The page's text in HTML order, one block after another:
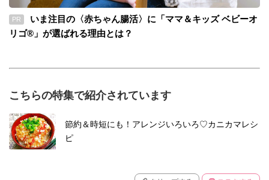
PR
いま注目の〈赤ちゃん腸活〉に「ママ＆キッズ ベビーオ
リゴ®」が選ばれる理由とは？
こちらの特集で紹介されています
節約＆時短にも！アレンジいろいろ♡カニカマレシ
ピ